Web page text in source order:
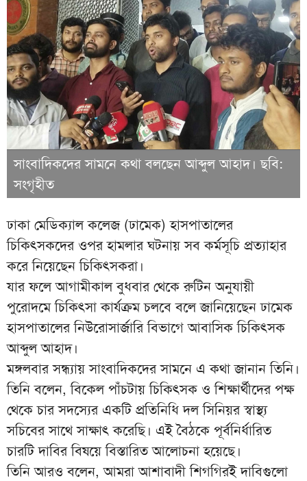
সাংবাদিকদের সামনে কথা বলছেন আব্দুল আহাদ। ছবি:
সংগৃহীত
ঢাকা মেডিক্যাল কলেজ (ঢামেক) হাসপাতালের
চিকিৎসকদের ওপর হামলার ঘটনায় সব কর্মসূচি প্রত্যাহার
করে নিয়েছেন চিকিৎসকরা।
যার ফলে আগামীকাল বুধবার থেকে রুটিন অনুযায়ী
পুরোদমে চিকিৎসা কার্যক্রম চলবে বলে জানিয়েছেন ঢামেক
হাসপাতালের নিউরোসার্জারি বিভাগে আবাসিক চিকিৎসক
আব্দুল আহাদ।
মঙ্গলবার সন্ধ্যায় সাংবাদিকদের সামনে এ কথা জানান তিনি।
তিনি বলেন, বিকেল পাঁচটায় চিকিৎসক ও শিক্ষার্থীদের পক্ষ
থেকে চার সদস্যের একটি প্রতিনিধি দল সিনিয়র স্বাস্থ্য
সচিবের সাথে সাক্ষাৎ করেছি। এই বৈঠকে পূর্বনির্ধারিত
চারটি দাবির বিষয়ে বিস্তারিত আলোচনা হয়েছে।
তিনি আরও বলেন, আমরা আশাবাদী শিগগিরই দাবিগুলো